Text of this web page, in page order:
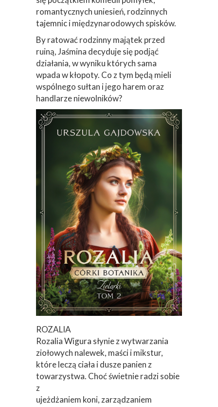
romantycznych uniesień, rodzinnych
tajemnic i międzynarodowych spisków.
By ratować rodzinny majątek przed
ruiną, Jaśmina decyduje się podjąć
działania, w wyniku których sama
wpada w kłopoty. Co z tym będą mieli
wspólnego sułtan i jego harem oraz
handlarze niewolników?
ROZALIA
Rozalia Wigura słynie z wytwarzania
ziołowych nalewek, maści i mikstur,
które leczą ciała i dusze panien z
towarzystwa. Choć świetnie radzi sobie
z
ujeżdżaniem koni, zarządzaniem